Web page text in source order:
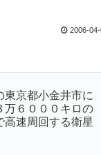
2006-
京都小金井市に
万６０００キロの
速周回する衛星